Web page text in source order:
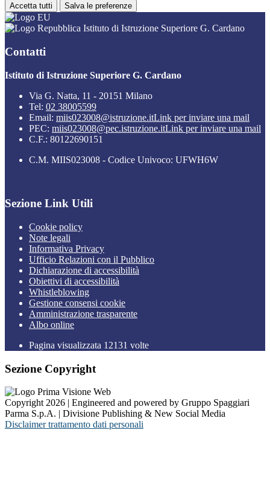
Accetta tutti Salva le preferenze
Istituto di Istruzione Superiore G. Cardano
Contatti
Istituto di Istruzione Superiore G. Cardano
Via G. Natta, 11 - 20151 Milano
Tel: 02 38005599
Email: miis023008@istruzione.itLink per inviare una mail
PEC: miis023008@pec.istruzione.itLink per inviare una mail
C.F.: 80122690151
C.M. MIIS023008 - Codice Univoco: UFWH6W
Sezione Link Utili
Cookie policy
Note legali
Informativa Privacy
Ufficio Relazioni con il Pubblico
Dichiarazione di accessibilità
Obiettivi di accessibilità
Whistleblowing
Gestione consensi cookie
Amministrazione trasparente
Albo online
Pagina visualizzata 12131 volte
Sezione Copyright
Copyright 2026 | Engineered and powered by Gruppo Spaggiari
Parma S.p.A. | Divisione Publishing & New Social Media
Disclaimer trattamento dati personali